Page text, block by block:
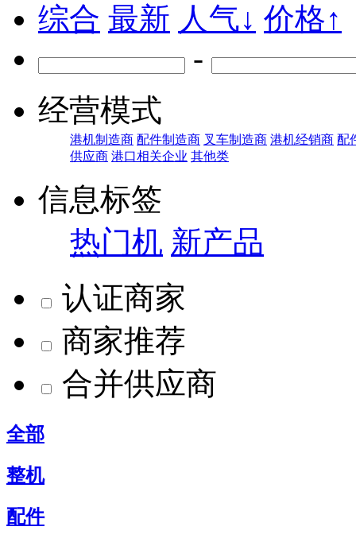
综合 最新 人气↓ 价格↑
-
经营模式
港机制造商 配件制造商 叉车制造商 港机经销商 配
供应商 港口相关企业 其他类
信息标签
热门机 新产品
认证商家
商家推荐
合并供应商
全部
整机
配件